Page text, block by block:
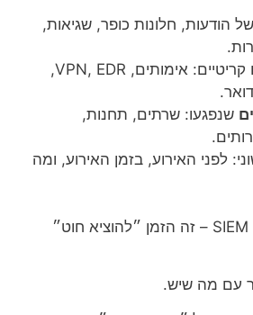
של הודעות, חלונות כופר, שגיאות,
קריטיים: אימותים, VPN, EDR,
שנפגעו: שרתים, תחנות,
לפני האירוע, בזמן האירוע, ומה
אם יש לכם EDR או SIEM – זה הזמן ״להוציא חוט״
עם מה שיש.